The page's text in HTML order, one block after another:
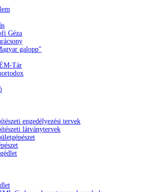
Géza
galopp"
Tár
engedélyezési tervek
látványtervek